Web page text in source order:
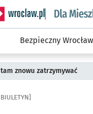
informacyjny
Bezpieczny Wrocław
znowu zatrzymywać